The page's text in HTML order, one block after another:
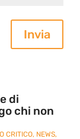
Invia
di
chi non
CRITICO, NEWS,